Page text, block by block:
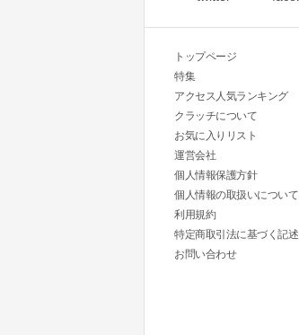
トップページ
特集
アクセス人気ランキング
クラッチについて
お気に入りリスト
運営会社
個人情報保護方針
個人情報の取扱いについて
利用規約
特定商取引法に基づく記述
お問い合わせ